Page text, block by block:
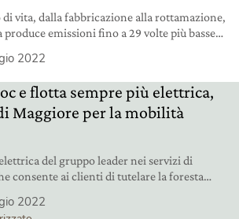
vita, dalla fabbricazione alla rottamazione,
produce emissioni fino a 29 volte più basse
2022
e flotta sempre più elettrica,
Maggiore per la mobilità
del gruppo leader nei servizi di
consente ai clienti di tutelare la foresta
2022